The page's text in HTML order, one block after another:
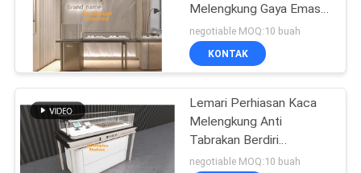
HUBUNGI
KAMI
PERMINTAAN
PENAWARAN
Rak Penyimpanan
Gudang
Melengkung Gaya Emas
Stainless Steel
negotiable MOQ:10 buah
KONTAK
Lemari Perhiasan Kaca
Melengkung Anti
Tabrakan Berdiri
Perhiasan Berlapis Emas
negotiable MOQ:10 buah